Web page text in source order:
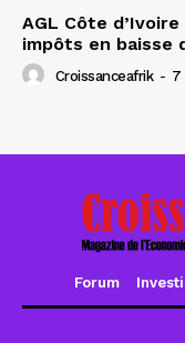
AGL Côte
impôts en baisse
Croissanceafrik - 7
Forum